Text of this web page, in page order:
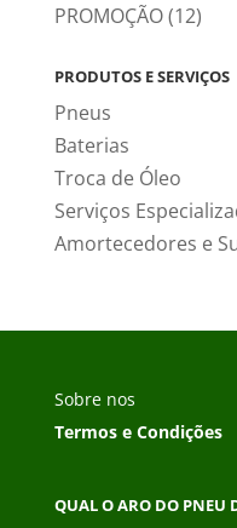
PROMOÇÃO(12)
PRODUTOS E SERVIÇOS
Pneus
Baterias
Troca de Óleo
Serviços
Amortecedores e
Sobre nos
Termos e Condições
QUAL O ARO DO PNEU